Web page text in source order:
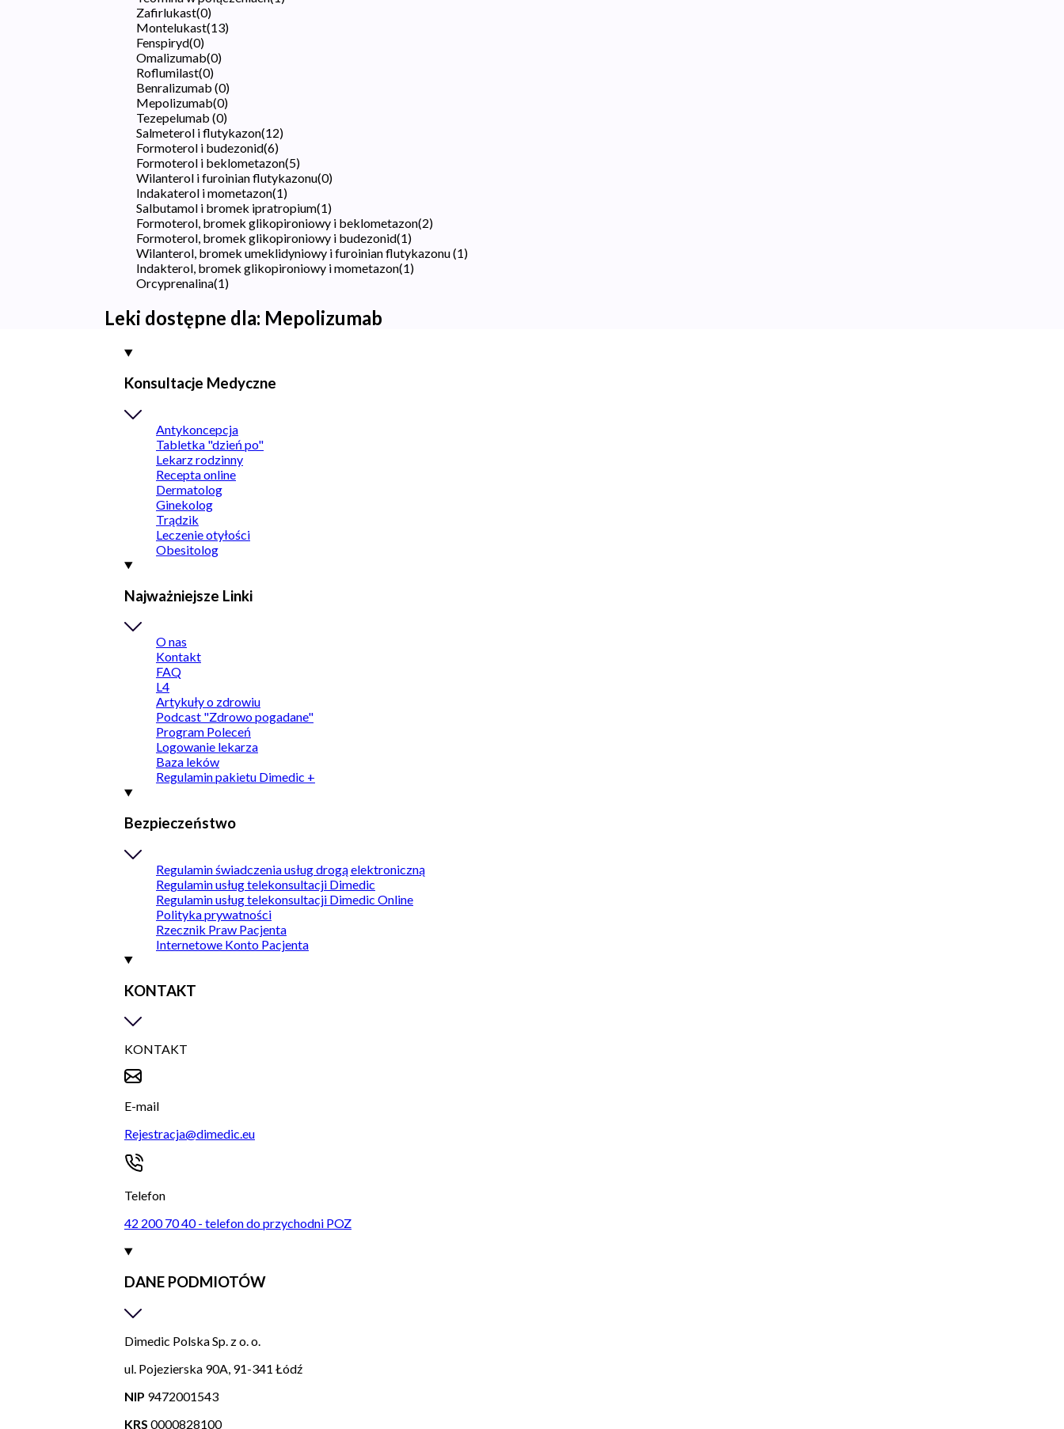
Zafirlukast(0)
Montelukast(13)
Fenspiryd(0)
Omalizumab(0)
Roflumilast(0)
Benralizumab (0)
Mepolizumab(0)
Tezepelumab (0)
Salmeterol i flutykazon(12)
Formoterol i budezonid(6)
Formoterol i beklometazon(5)
Wilanterol i furoinian flutykazonu(0)
Indakaterol i mometazon(1)
Salbutamol i bromek ipratropium(1)
Formoterol, bromek glikopironiowy i beklometazon(2)
Formoterol, bromek glikopironiowy i budezonid(1)
Wilanterol, bromek umeklidyniowy i furoinian flutykazonu(1)
Indakterol, bromek glikopironiowy i mometazon(1)
Orcyprenalina(1)
Leki dostępne dla: Mepolizumab
Konsultacje Medyczne
Antykoncepcja
Tabletka "dzień po"
Lekarz rodzinny
Recepta online
Dermatolog
Ginekolog
Trądzik
Leczenie otyłości
Obesitolog
Najważniejsze Linki
O nas
Kontakt
FAQ
L4
Artykuły o zdrowiu
Podcast "Zdrowo pogadane"
Program Poleceń
Logowanie lekarza
Baza leków
Regulamin pakietu Dimedic +
Bezpieczeństwo
Regulamin świadczenia usług drogą elektroniczną
Regulamin usług telekonsultacji Dimedic
Regulamin usług telekonsultacji Dimedic Online
Polityka prywatności
Rzecznik Praw Pacjenta
Internetowe Konto Pacjenta
KONTAKT
KONTAKT
E-mail
Rejestracja@dimedic.eu
Telefon
42 200 70 40 - telefon do przychodni POZ
DANE PODMIOTÓW
Dimedic Polska Sp. z o. o.
ul. Pojezierska 90A, 91-341 Łódź
NIP 9472001543
KRS 0000828100